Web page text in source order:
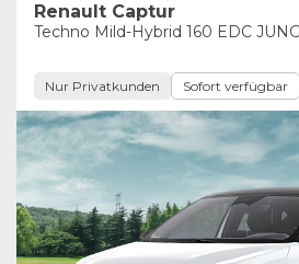
Renault Captur
Techno Mild-Hybrid 160 EDC
Nur Privatkunden Sofort verfügbar